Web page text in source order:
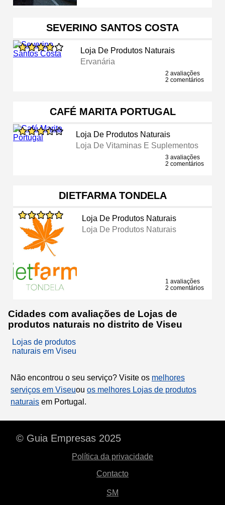
SEVERINO SANTOS COSTA
Loja De Produtos Naturais
Ervanária
2 avaliações
2 comentários
CAFÉ MARITA PORTUGAL
Loja De Produtos Naturais
Loja De Vitaminas E Suplementos
3 avaliações
2 comentários
DIETFARMA TONDELA
Loja De Produtos Naturais
Loja De Produtos Naturais
1 avaliações
2 comentários
Cidades com avaliações de Lojas de
produtos naturais no distrito de Viseu
Lojas de produtos
naturais em Viseu
Não encontrou o seu serviço? Visite os melhores
serviços em Viseuou os melhores Lojas de produtos
naturais em Portugal.
© Guia Empresas 2025
Política da privacidade
Contacto
SM